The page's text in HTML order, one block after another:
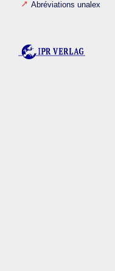
Abréviations unalex